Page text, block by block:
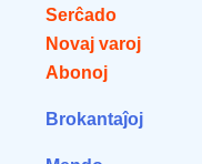
Serĉado
Novaj varoj
Abonoj
Brokantaĵoj